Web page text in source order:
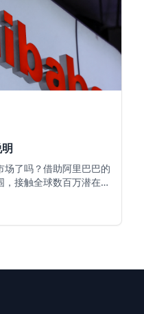
了吗？借助阿里巴巴的
接触全球数百万潜在客